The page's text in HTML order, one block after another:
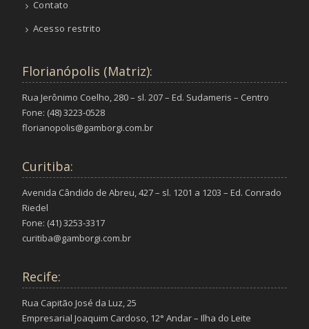
Contato
Acesso restrito
Florianópolis (Matriz):
Rua Jerônimo Coelho, 280 – sl. 207 – Ed. Sudameris – Centro
Fone: (48) 3223-0528
florianopolis@gamborgi.com.br
Curitiba:
Avenida Cândido de Abreu, 427 – sl. 1201 a 1203 – Ed. Conrado
Riedel
Fone: (41) 3253-3317
curitiba@gamborgi.com.br
Recife:
Rua Capitão José da Luz, 25
Empresarial Joaquim Cardoso, 12° Andar – Ilha do Leite